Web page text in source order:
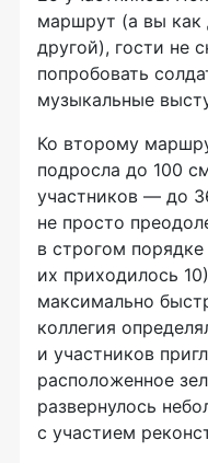
маршрут (а вы
другой), гости не
попробовать
музыкальные
Ко второму
подросла до 100
участников — до
не просто
в строгом
их приходилось
максимально
коллегия
и участников
расположенное
развернулось
с участием